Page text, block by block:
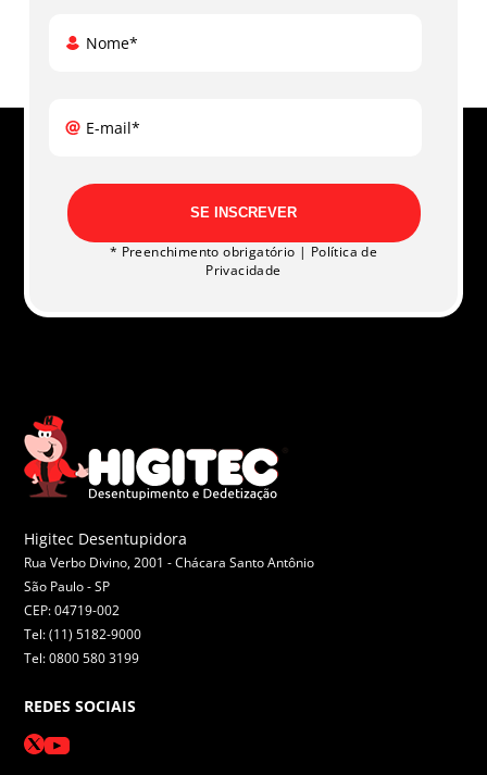
Nome*
E-mail*
SE INSCREVER
* Preenchimento obrigatório | Política de
Privacidade
Higitec Desentupidora
Rua Verbo Divino, 2001 - Chácara Santo Antônio
São Paulo -SP
CEP: 04719-002
Tel: (11) 5182-9000
Tel: 0800 580 3199
REDES SOCIAIS